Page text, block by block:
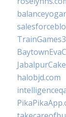
halobjd.com